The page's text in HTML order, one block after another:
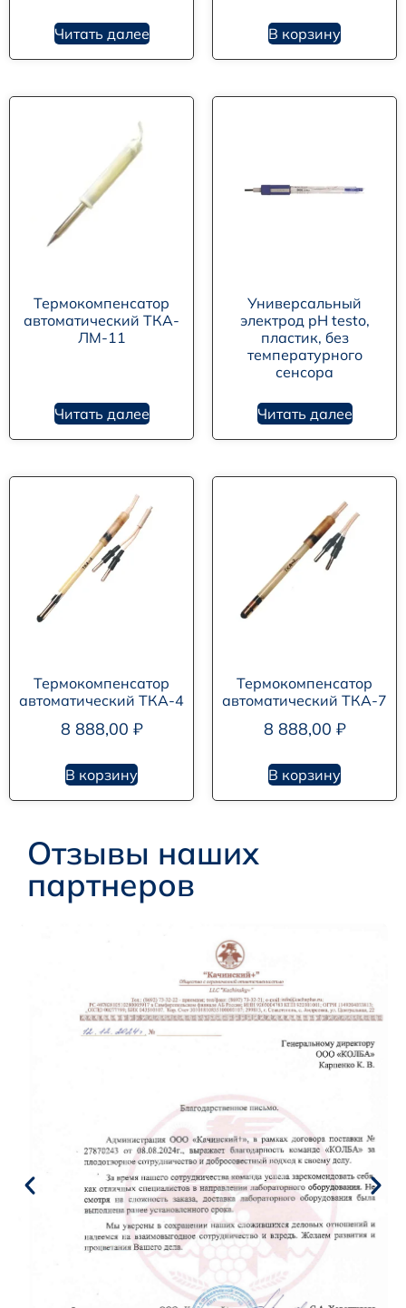
Читать далее В корзину
Термокомпенсатор
автоматический ТКА-
ЛМ-11
Читать далее
Универсальный
электрод pH testo,
пластик, без
температурного
сенсора
Читать далее
Термокомпенсатор
автоматический ТКА-4
8 888,00 ₽
В корзину
Термокомпенсатор
автоматический ТКА-7
8 888,00 ₽
В корзину
Отзывы наших
партнеров